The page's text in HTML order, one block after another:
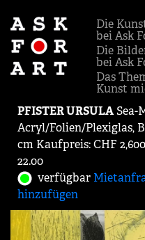
Die
bei Ask
Die
bei Ask
Das
Kunst
PFISTER URSULASea-
Acryl/Folien/Plexiglas,
cm Kaufpreis: CHF
22.00
verfügbar
hinzufügen